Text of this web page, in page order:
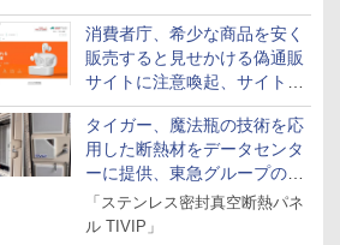
消費者庁、希少な商品を安く
販売すると見せかける偽通販
サイトに注意喚起、サイト名
とドメイン名を公表
タイガー、魔法瓶の技術を応
用した断熱材をデータセンタ
ーに提供、東急グループの実
証実験で
「ステンレス密封真空断熱パネ
ル TIVIP」